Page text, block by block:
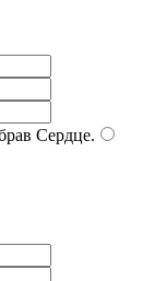
Сердце.